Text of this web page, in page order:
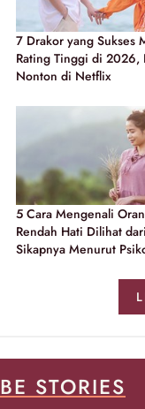
7 Drakor yang Sukses
Rating Tinggi di 2026,
Nonton di Netflix
5 Cara Mengenali
Rendah Hati Dilihat dari
Sikapnya Menurut
BE STORIES